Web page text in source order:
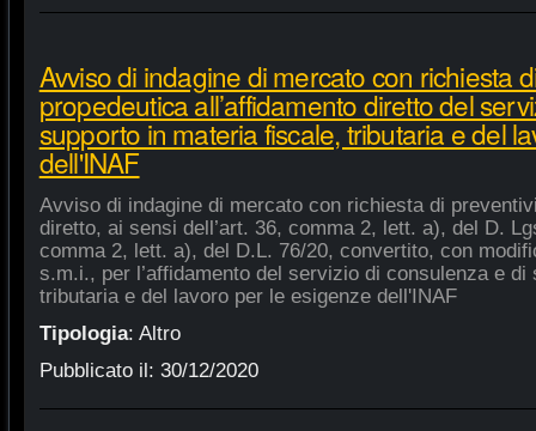
Avviso di indagine di mercato con richiesta
propedeutica all’affidamento diretto del
supporto in materia fiscale, tributaria e del
dell'INAF
Avviso di indagine di mercato con richiesta di
diretto, ai sensi dell’art. 36, comma 2, lett. a), del D.
comma 2, lett. a), del D.L. 76/20, convertito, con
s.m.i., per l’affidamento del servizio di consulenza e
tributaria e del lavoro per le esigenze dell'INAF
Tipologia: Altro
Pubblicato il: 30/12/2020